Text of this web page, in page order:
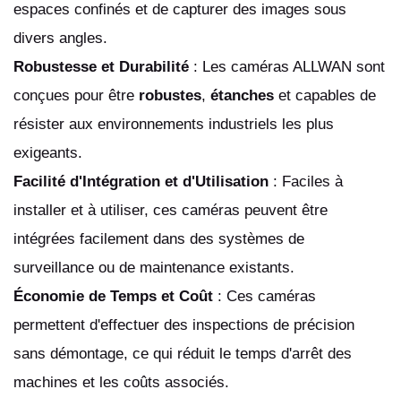
espaces confinés et de capturer des images sous
divers angles.
Robustesse et Durabilité : Les caméras ALLWAN sont
conçues pour être robustes, étanches et capables de
résister aux environnements industriels les plus
exigeants.
Facilité d'Intégration et d'Utilisation : Faciles à
installer et à utiliser, ces caméras peuvent être
intégrées facilement dans des systèmes de
surveillance ou de maintenance existants.
Économie de Temps et Coût : Ces caméras
permettent d'effectuer des inspections de précision
sans démontage, ce qui réduit le temps d'arrêt des
machines et les coûts associés.